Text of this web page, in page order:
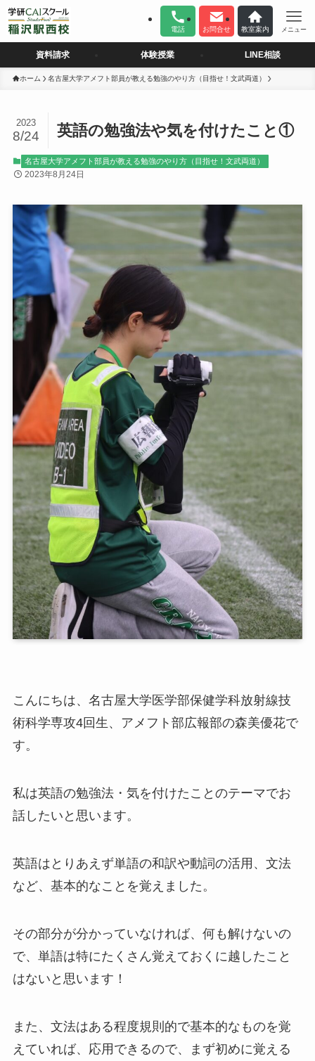
電話 お問合せ 教室案内 メニュー
資料請求 体験授業 LINE相談
ホーム 名古屋大学アメフト部員が教える勉強のやり方（目指せ！文武両道）
英語の勉強法や気を付けたこと①
2023
8/24
名古屋大学アメフト部員が教える勉強のやり方（目指せ！文武両道）
2023年8月24日
こんにちは、名古屋大学医学部保健学科放射線技
術科学専攻4回生、アメフト部広報部の森美優花で
す。
私は英語の勉強法・気を付けたことのテーマでお
話したいと思います。
英語はとりあえず単語の和訳や動詞の活用、文法
など、基本的なことを覚えました。
その部分が分かっていなければ、何も解けないの
で、単語は特にたくさん覚えておくに越したこと
はないと思います！
また、文法はある程度規則的で基本的なものを覚
えていれば、応用できるので、まず初めに覚える